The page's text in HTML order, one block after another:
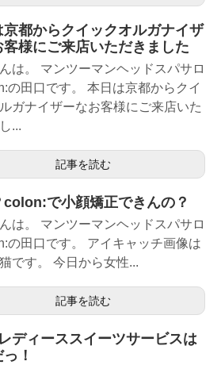
京都からクイックオルガナイザ
客様にご来店いただきました
は。 マンツーマンヘッドスパサロ
の田口です。 本日は京都からクイ
ガナイザーなお客様にご来店いた
...
記事を読む
colon:で小顔矯正できんの？
は。 マンツーマンヘッドスパサロ
の田口です。 アイキャッチ画像は
です。 今日から女性...
記事を読む
ディーススイーツサービスは
！